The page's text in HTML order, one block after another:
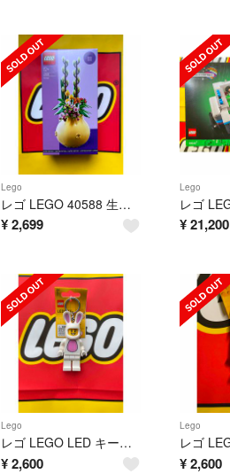
Lego
レゴ LEGO 40588 生け花 フラワー ポッド レア 非売品
¥2,699
Lego
¥ 21,200
Lego
レゴ LEGO LED キーライト 白 ウサギ うさぎ キーホルダー ミニフィグ
¥2,600
Lego
¥ 2,600